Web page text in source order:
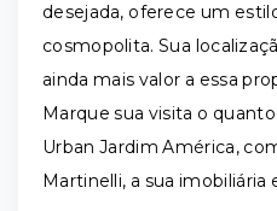
desejada, oferece um
cosmopolita. Sua
ainda mais valor a essa
Marque sua visita o
Urban Jardim América,
Martinelli, a sua imobiliária